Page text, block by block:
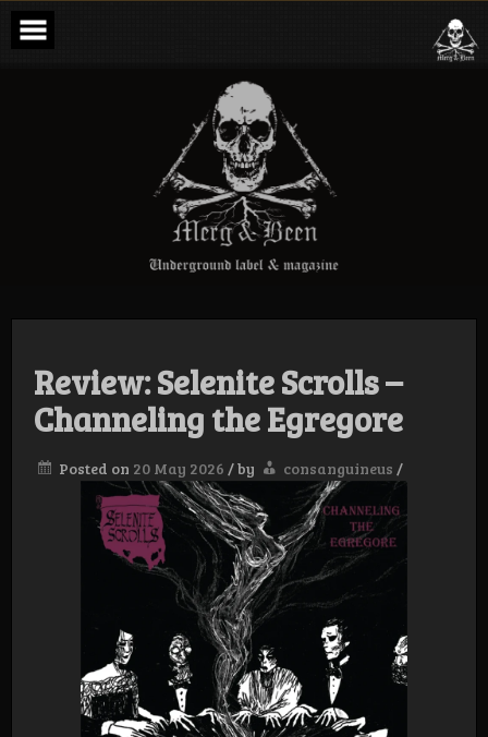
Skip
content
Merg & Been –
Underground
Label &
Magazine
Review: Selenite Scrolls –
Channeling the Egregore
Posted on 20 May 2026 /by consanguineus /